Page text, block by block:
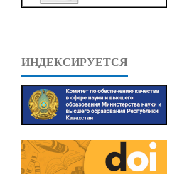
ИНДЕКСИРУЕТСЯ